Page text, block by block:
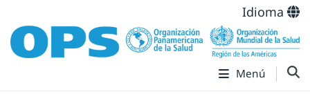
Idioma
Menú